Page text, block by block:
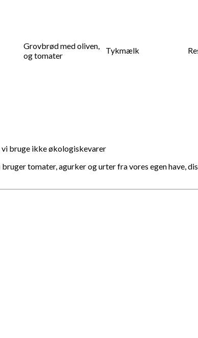
Grovbrød med oliven,
og tomater
Tykmælk
bruge ikke økologiskevarer
tomater, agurker og urter fra vores egen have,